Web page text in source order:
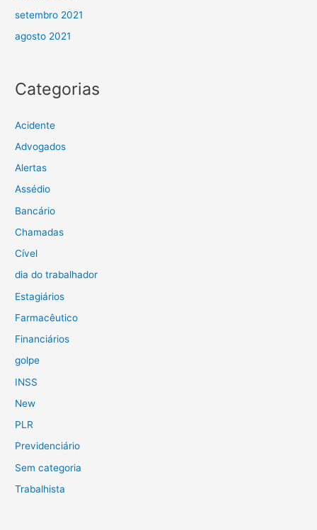
setembro 2021
agosto 2021
Categorias
Acidente
Advogados
Alertas
Assédio
Bancário
Chamadas
Cível
dia do trabalhador
Estagiários
Farmacêutico
Financiários
golpe
INSS
New
PLR
Previdenciário
Sem categoria
Trabalhista